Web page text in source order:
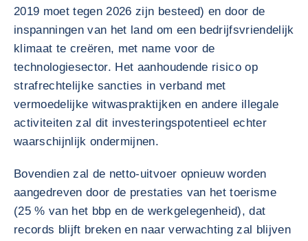
2019 moet tegen 2026 zijn besteed) en door de
inspanningen van het land om een bedrijfsvriendelijk
klimaat te creëren, met name voor de
technologiesector. Het aanhoudende risico op
strafrechtelijke sancties in verband met
vermoedelijke witwaspraktijken en andere illegale
activiteiten zal dit investeringspotentieel echter
waarschijnlijk ondermijnen.
Bovendien zal de netto-uitvoer opnieuw worden
aangedreven door de prestaties van het toerisme
(25 % van het bbp en de werkgelegenheid), dat
records blijft breken en naar verwachting zal blijven